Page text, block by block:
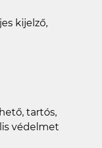
kijelző,
tartós,
védelmet